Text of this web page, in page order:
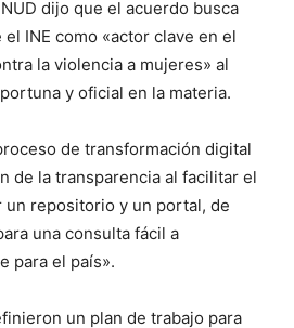
dijo que el acuerdo busca
INE como «actor clave en el
la violencia a mujeres» al
y oficial en la materia.
de transformación digital
de la transparencia al facilitar el
repositorio y un portal, de
una consulta fácil a
para el país».
un plan de trabajo para